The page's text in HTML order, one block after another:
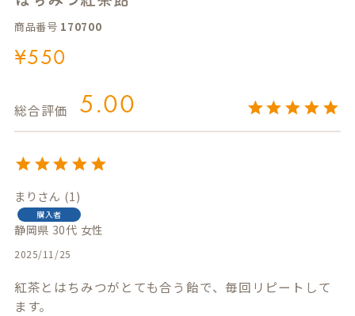
商品番号 170700
¥550
5.00
まり 1
購入者
静岡県 30代 女性
2025/11/25
紅茶とはちみつがとても合う飴で、毎回リピートして
ます。